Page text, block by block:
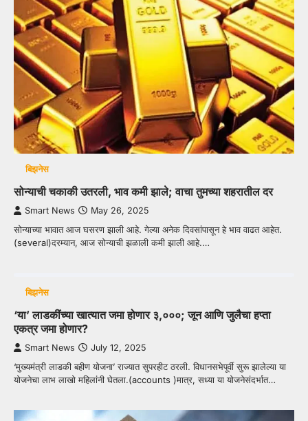
बिझनेस
सोन्याची चकाकी उतरली, भाव कमी झाले; वाचा तुमच्या शहरातील दर
Smart News May 26, 2025
सोन्याच्या भावात आज घसरण झाली आहे. गेल्या अनेक दिवसांपासून हे भाव वाढत आहेत.
(several)दरम्यान, आज सोन्याची झळाली कमी झाली आहे.…
बिझनेस
‘या’ लाडकींच्या खात्यात जमा होणार ३,०००; जून आणि जुलैचा हप्ता
एकत्र जमा होणार?
Smart News July 12, 2025
‘मुख्यमंत्री लाडकी बहीण योजना’ राज्यात सुपरहीट ठरली. विधानसभेपूर्वी सुरू झालेल्या या
योजनेचा लाभ लाखो महिलांनी घेतला.(accounts )मात्र, सध्या या योजनेसंदर्भात…